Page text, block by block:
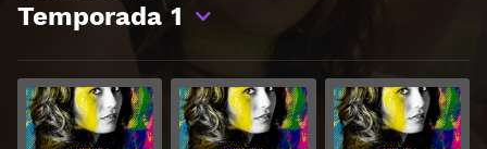
Temporada 1
Ver Ver